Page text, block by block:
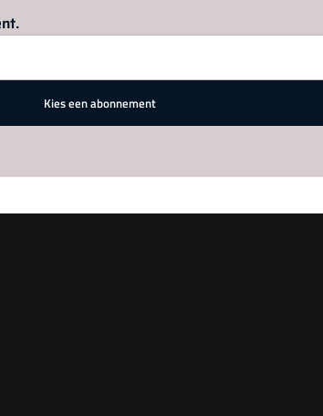
Kies een abonnement